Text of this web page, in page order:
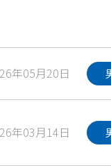
年05月20日
年03月14日